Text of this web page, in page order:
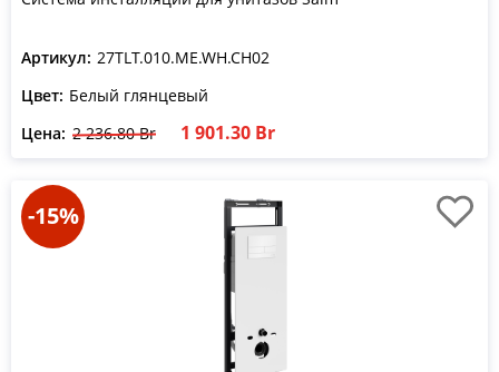
Артикул: 27TLT.010.ME.WH.CH02
Цвет: Белый глянцевый
Цена: 2 236.80 Br 1 901.30 Br
-15%